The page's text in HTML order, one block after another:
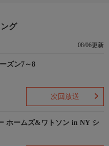
グ
08/06更新
ズン7～8
次回放送
ホームズ&ワトソン in NY シ